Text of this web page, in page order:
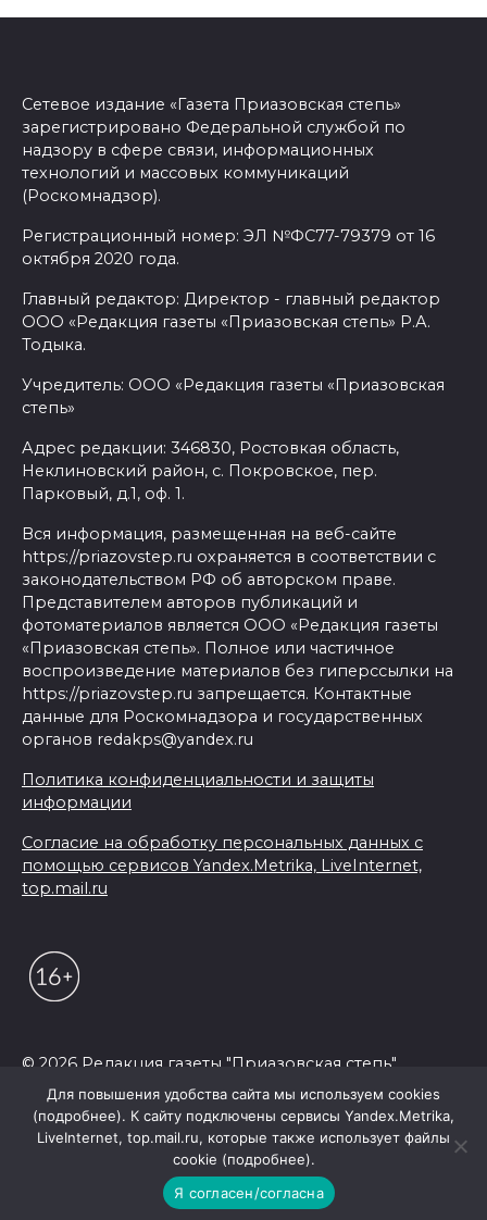
Сетевое издание «Газета Приазовская степь»
зарегистрировано Федеральной службой по
надзору в сфере связи, информационных
технологий и массовых коммуникаций
(Роскомнадзор).
Регистрационный номер: ЭЛ №ФС77-79379 от 16
октября 2020 года.
Главный редактор: Директор - главный редактор
ООО «Редакция газеты «Приазовская степь» Р.А.
Тодыка.
Учредитель: ООО «Редакция газеты «Приазовская
степь»
Адрес редакции: 346830, Ростовкая область,
Неклиновский район, с. Покровское, пер.
Парковый, д.1, оф. 1.
Вся информация, размещенная на веб-сайте
https://priazovstep.ru охраняется в соответствии с
законодательством РФ об авторском праве.
Представителем авторов публикаций и
фотоматериалов является ООО «Редакция газеты
«Приазовская степь». Полное или частичное
воспроизведение материалов без гиперссылки на
https://priazovstep.ru запрещается. Контактные
данные для Роскомнадзора и государственных
органов redakps@yandex.ru
Политика конфиденциальности и защиты
информации
Согласие на обработку персональных данных с
помощью сервисов Yandex.Metrika, LiveInternet,
top.mail.ru
© 2026 Редакция газеты "Приазовская степь"
Для повышения удобства сайта мы используем cookies
(подробнее). К сайту подключены сервисы Yandex.Metrika,
LiveInternet, top.mail.ru, которые также использует файлы
cookie (подробнее).
Я согласен/согласна